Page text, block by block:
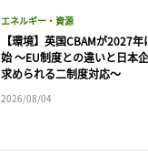
エネルギー・資源
【環境】英国CBAMが2027年
始 〜EU制度との違いと日本
求められる二制度対応〜
2026/08/04